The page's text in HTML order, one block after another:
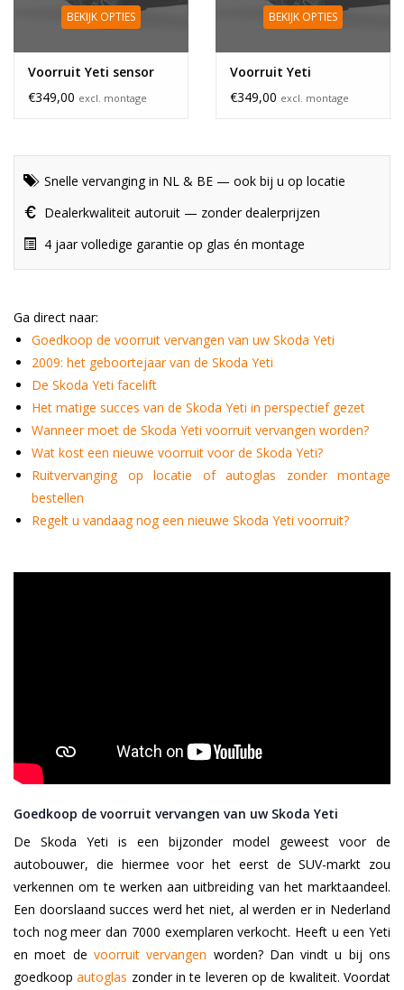
BEKIJK OPTIES
Voorruit Yeti sensor
€349,00 excl. montage
BEKIJK OPTIES
Voorruit Yeti
€349,00 excl. montage
Snelle vervanging in NL & BE — ook bij u op locatie
Dealerkwaliteit autoruit — zonder dealerprijzen
4 jaar volledige garantie op glas én montage
Ga direct naar:
Goedkoop de voorruit vervangen van uw Skoda Yeti
2009: het geboortejaar van de Skoda Yeti
De Skoda Yeti facelift
Het matige succes van de Skoda Yeti in perspectief gezet
Wanneer moet de Skoda Yeti voorruit vervangen worden?
Wat kost een nieuwe voorruit voor de Skoda Yeti?
Ruitvervanging op locatie of autoglas zonder montage
bestellen
Regelt u vandaag nog een nieuwe Skoda Yeti voorruit?
Goedkoop de voorruit vervangen van uw Skoda Yeti
De Skoda Yeti is een bijzonder model geweest voor de
autobouwer, die hiermee voor het eerst de SUV-markt zou
verkennen om te werken aan uitbreiding van het marktaandeel.
Een doorslaand succes werd het niet, al werden er in Nederland
toch nog meer dan 7000 exemplaren verkocht. Heeft u een Yeti
en moet de voorruit vervangen worden? Dan vindt u bij ons
goedkoopautoglas zonder in te leveren op de kwaliteit. Voordat